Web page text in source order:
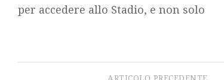
per accedere allo Stadio, e non solo